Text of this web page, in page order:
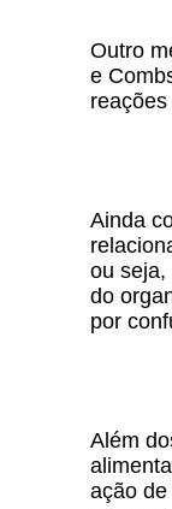
Outro
e
Ainda
ou seja,
do
por
Além
ação